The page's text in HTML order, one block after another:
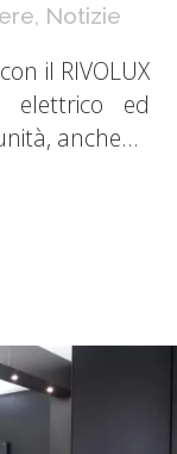
, Notizie
il RIVOLUX
ed
anche...